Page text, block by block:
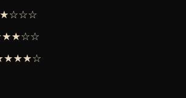
★★★☆☆
★★★★☆